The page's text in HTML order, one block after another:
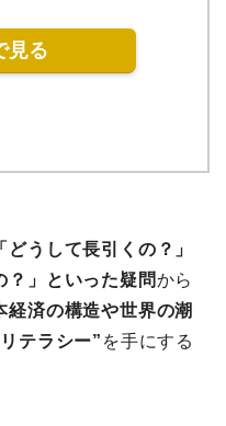
見る
どうして長引くの？」
？」といった疑問から
経済の構造や世界の潮
テラシー” を手にする